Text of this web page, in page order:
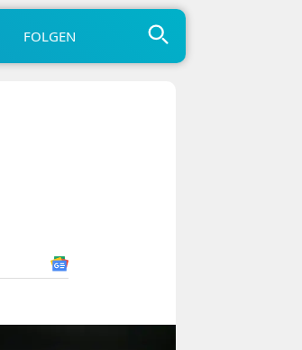
FOLGEN